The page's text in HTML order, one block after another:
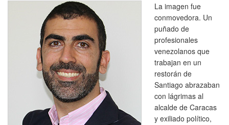
La imagen fue
conmovedora. Un
puñado de
profesionales
venezolanos que
trabajan en un
restorán de
Santiago abrazaban
con lágrimas al
alcalde de Caracas
y exiliado político,